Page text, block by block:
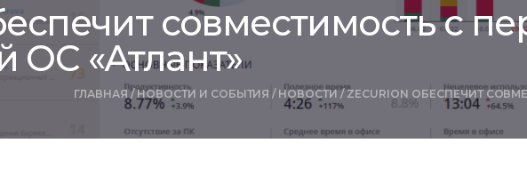
совместимость с
ОС «Атлант»
ГЛАВНАЯ / НОВОСТИ И СОБЫТИЯ / НОВОСТИ/ZECURION ОБЕСПЕЧИТ